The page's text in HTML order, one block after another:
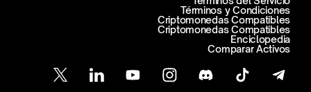
Términos y Condiciones
Criptomonedas Compatibles
Criptomonedas Compatibles
Enciclopedia
Comparar Activos